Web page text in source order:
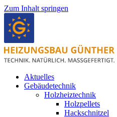
Zum Inhalt springen
Aktuelles
Gebäudetechnik
Holzheiztechnik
Holzpellets
Hackschnitzel